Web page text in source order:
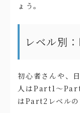
ょう。
レベル別
初心者さんや、
人はPart1〜
はPart2レベルの